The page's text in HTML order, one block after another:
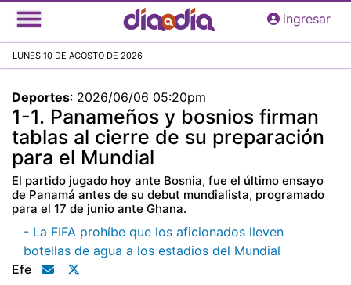
Pasar
al
principal
ingresar
LUNES 10 DE AGOSTO DE 2026
Deportes: 2026/06/06 05:20pm
1-1. Panameños y bosnios firman
tablas al cierre de su preparación
para el Mundial
El partido jugado hoy ante Bosnia, fue el último ensayo
de Panamá antes de su debut mundialista, programado
para el 17 de junio ante Ghana.
- La FIFA prohíbe que los aficionados lleven
botellas de agua a los estadios del Mundial
Efe